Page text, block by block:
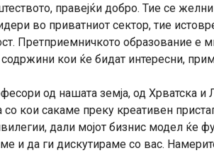
правејќи добро. Тие се
во приватниот сектор, тие
Претприемничкото образование е
кои ќе бидат интересни,
од нашата земја, од Хрватска и
кои сакаме преку креативен
дали мојот бизнис модел ќе
и да ги дискутираме со вас.